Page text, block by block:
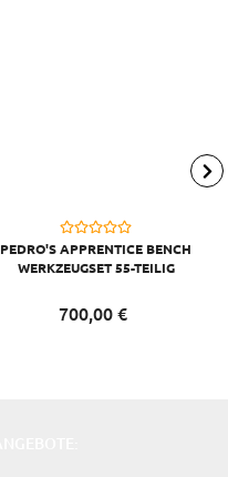
PEDRO'S APPRENTICE BENCH
WERKZEUGSET 55-TEILIG
700,00€